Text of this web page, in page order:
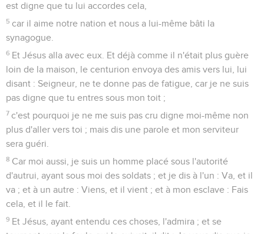
est digne que tu lui accordes cela,
5 car il aime notre nation et nous a lui-même bâti la
synagogue.
6 Et Jésus alla avec eux. Et déjà comme il n'était plus guère
loin de la maison, le centurion envoya des amis vers lui, lui
disant : Seigneur, ne te donne pas de fatigue, car je ne suis
pas digne que tu entres sous mon toit ;
7 c'est pourquoi je ne me suis pas cru digne moi-même non
plus d'aller vers toi ; mais dis une parole et mon serviteur
sera guéri.
8 Car moi aussi, je suis un homme placé sous l'autorité
d'autrui, ayant sous moi des soldats ; et je dis à l'un : Va, et il
va ; et à un autre : Viens, et il vient ; et à mon esclave : Fais
cela, et il le fait.
9 Et Jésus, ayant entendu ces choses, l'admira ; et se